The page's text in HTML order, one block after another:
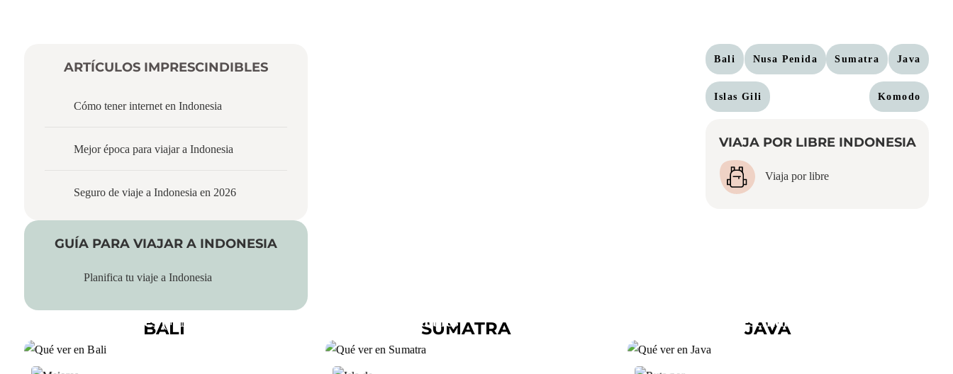
ARTÍCULOS IMPRESCINDIBLES
Cómo tener internet en Indonesia
Mejor época para viajar a Indonesia
Seguro de viaje a Indonesia en 2026
GUÍA PARA VIAJAR A INDONESIA
Planifica tu viaje a Indonesia
Bali Nusa Penida Sumatra Java
Islas Gili Komodo
VIAJA POR LIBRE INDONESIA
Viaja por libre
BALI
imprescindibles (+ Mapa)
SUMATRA
imprescindibles
JAVA
lugares imprescindibles (+ Mapa)